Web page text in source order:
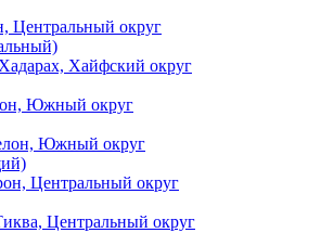
Центральный округ
Хайфский округ
Южный округ
Южный округ
Центральный округ
Центральный округ